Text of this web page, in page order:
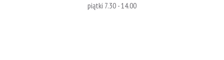
piątki 7.30 - 14.00